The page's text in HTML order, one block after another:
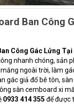
Ban Công
Công Gác Lửng Tại
nhanh chóng, sản
ngoài trời, làm
gác giả đổ bê tôn,
sàn cemboard xi
0933 414 355 để được